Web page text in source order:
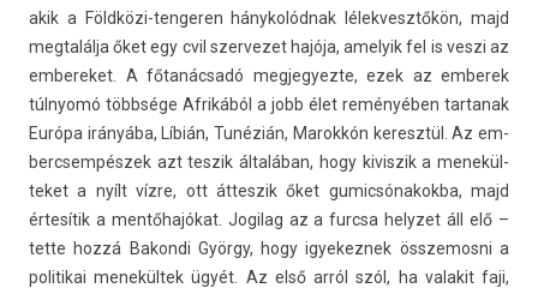
akik a Földközi-tengeren hánykolódnak lélek­vesztőkön, majd
meg­talál­ja őket egy cvil szer­vezet hajója, amelyik fel is veszi az
em­bereket. A főtanácsadó meg­jegyez­te, ezek az em­berek
túlnyomó többsége Afrikából a jobb élet reményében tar­tanak
Európa irányába, Líbián, Tunézián, Marok­kón keresztül. Az em­
bercsem­pészek azt tes­zik általában, hogy kivis­zik a menekül­
teket a nyílt vízre, ott áttes­zik őket gumic­sónakok­ba, majd
értesítik a mentőhajókat. Jogilag az a furcsa helyzet áll elő –
tette hozzá Bakon­di György, hogy igyekez­nek összemos­ni a
politikai menekültek ügyét. Az első arról szól, ha valakit faji,